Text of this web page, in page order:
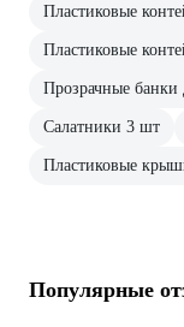
Пластиковые
Пластиковые
Прозрачные банки
Салатники 3 шт
Пластиковые
Популярные